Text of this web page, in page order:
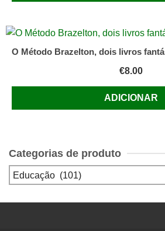
O Método Brazelton, dois livros
€8.00
ADICIONAR
Categorias de produto